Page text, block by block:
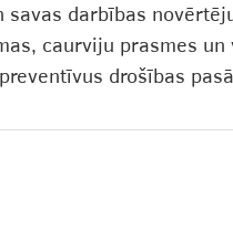
darbības
caurviju prasmes
drošības